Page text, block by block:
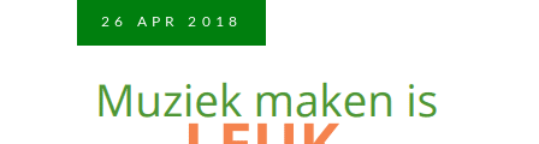
26 APR 2018